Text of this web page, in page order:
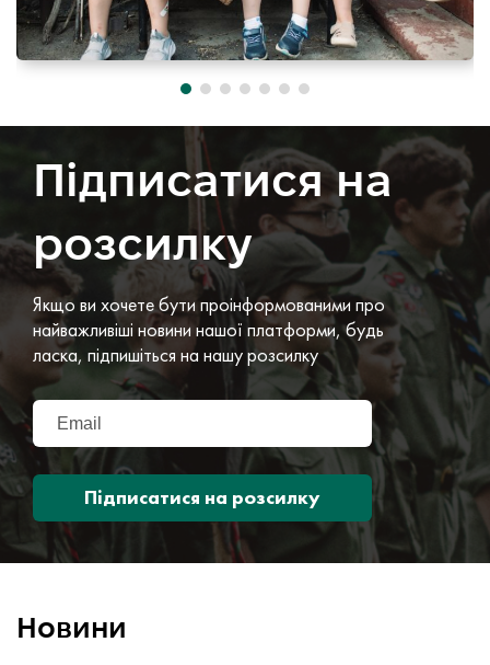
Підписатися на
розсилку
Якщо ви хочете бути проінформованими про
найважливіші новини нашої платформи, будь
ласка, підпишіться на нашу розсилку
Підписатися на розсилку
Новини